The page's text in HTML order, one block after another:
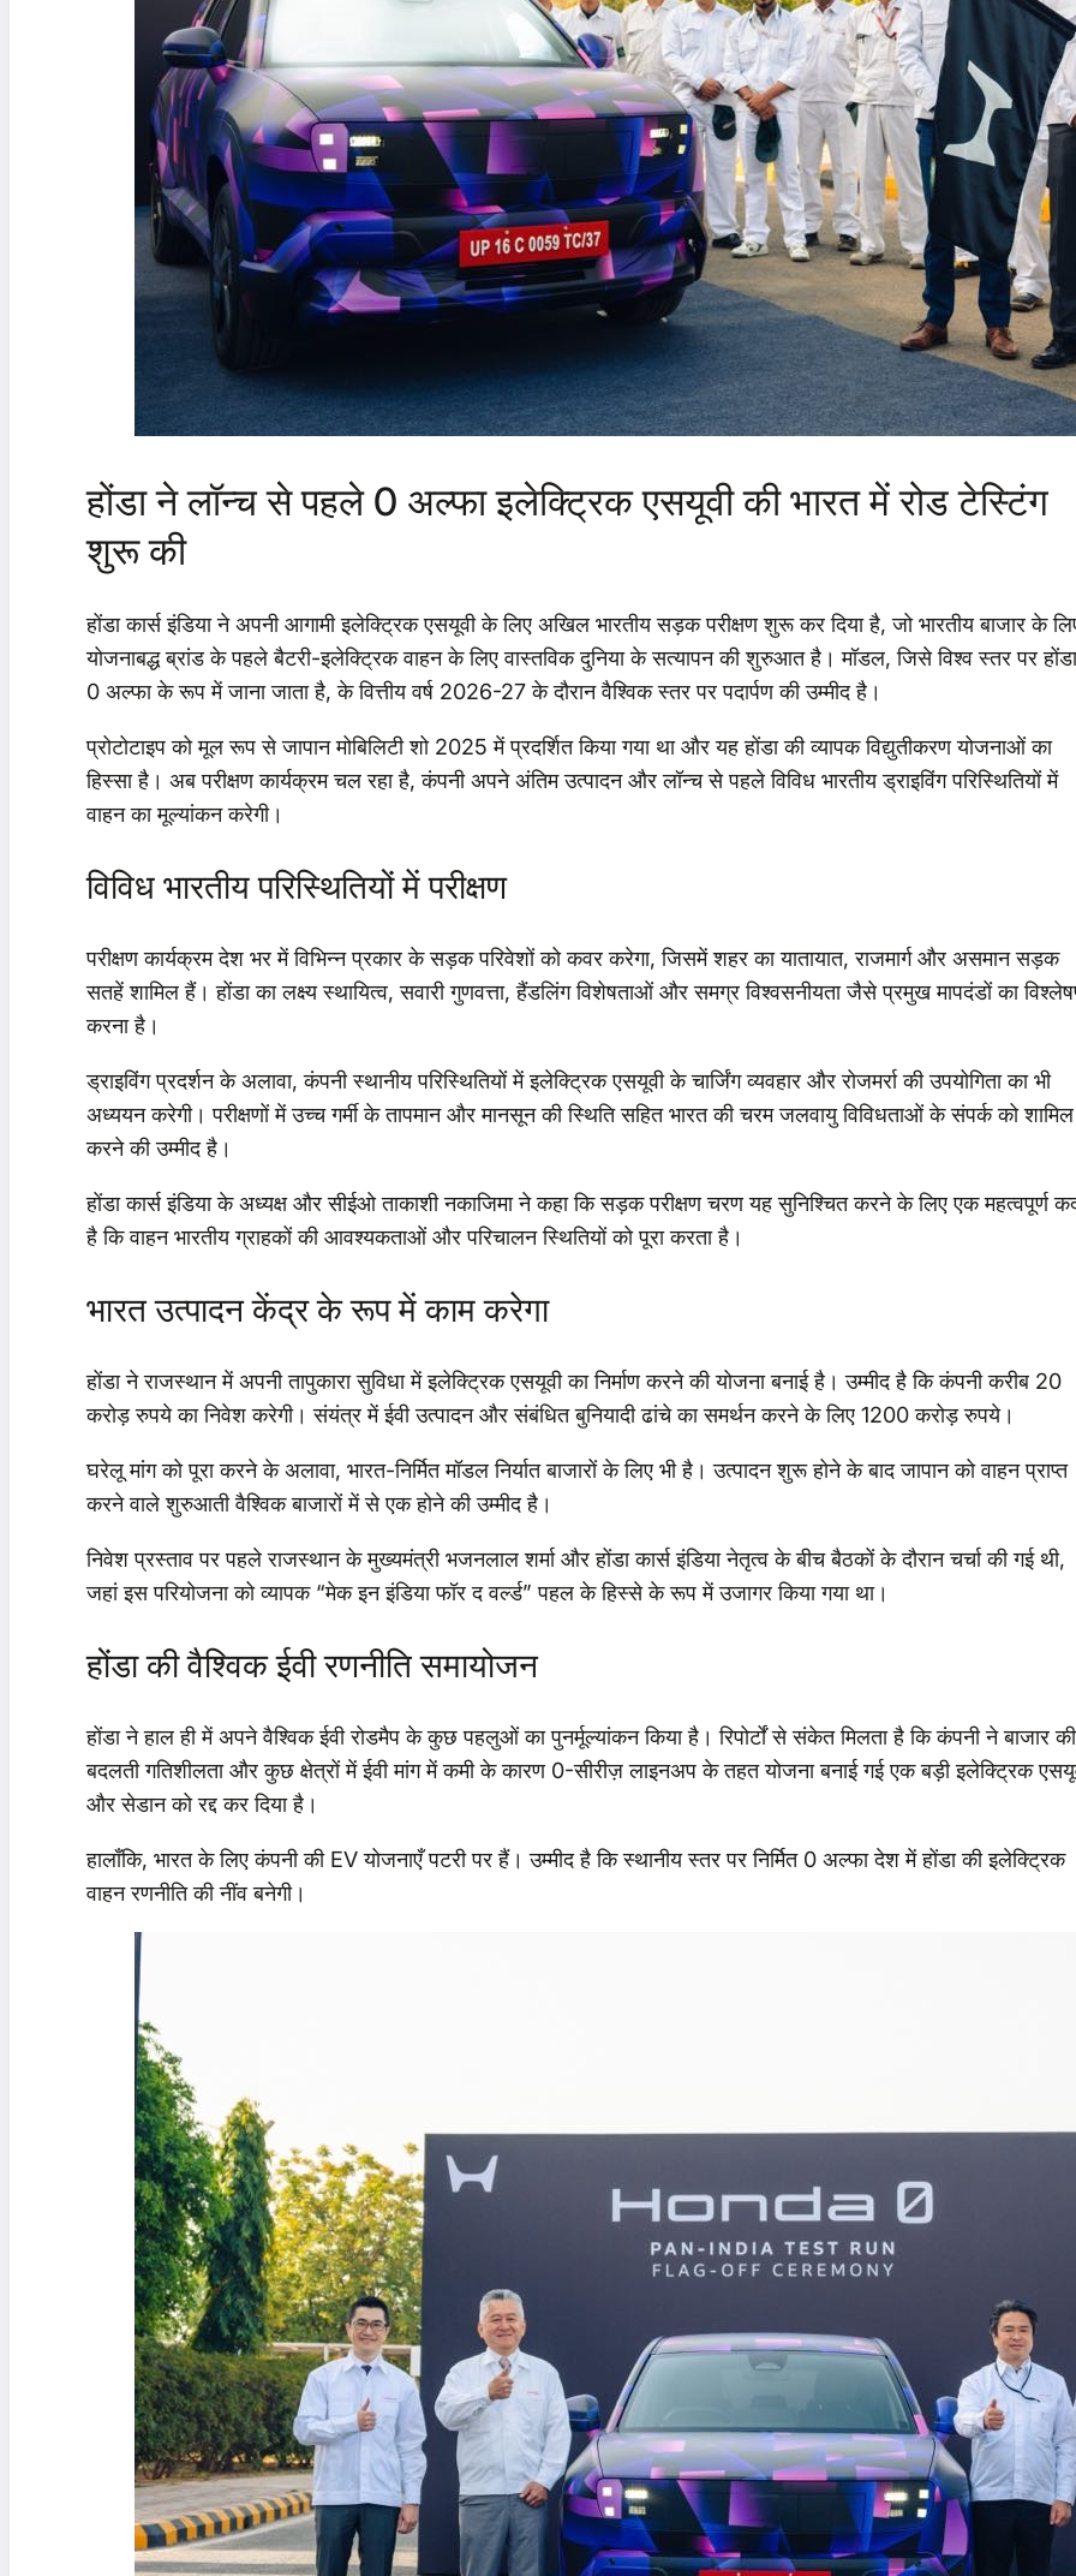
होंडा ने लॉन्च से पहले 0 अल्फा इलेक्ट्रिक एसयूवी की भारत में रोड टेस्टिंग
शुरू की
होंडा कार्स इंडिया ने अपनी आगामी इलेक्ट्रिक एसयूवी के लिए अखिल भारतीय सड़क परीक्षण शुरू कर दिया है, जो भारतीय बाजार के
योजनाबद्ध ब्रांड के पहले बैटरी-इलेक्ट्रिक वाहन के लिए वास्तविक दुनिया के सत्यापन की शुरुआत है। मॉडल, जिसे विश्व स्तर पर होंडा
0 अल्फा के रूप में जाना जाता है, के वित्तीय वर्ष 2026-27 के दौरान वैश्विक स्तर पर पदार्पण की उम्मीद है।
प्रोटोटाइप को मूल रूप से जापान मोबिलिटी शो 2025 में प्रदर्शित किया गया था और यह होंडा की व्यापक विद्युतीकरण योजनाओं का
हिस्सा है। अब परीक्षण कार्यक्रम चल रहा है, कंपनी अपने अंतिम उत्पादन और लॉन्च से पहले विविध भारतीय ड्राइविंग परिस्थितियों में
वाहन का मूल्यांकन करेगी।
विविध भारतीय परिस्थितियों में परीक्षण
परीक्षण कार्यक्रम देश भर में विभिन्न प्रकार के सड़क परिवेशों को कवर करेगा, जिसमें शहर का यातायात, राजमार्ग और असमान सड़क
सतहें शामिल हैं। होंडा का लक्ष्य स्थायित्व, सवारी गुणवत्ता, हैंडलिंग विशेषताओं और समग्र विश्वसनीयता जैसे प्रमुख मापदंडों का
करना है।
ड्राइविंग प्रदर्शन के अलावा, कंपनी स्थानीय परिस्थितियों में इलेक्ट्रिक एसयूवी के चार्जिंग व्यवहार और रोजमर्रा की उपयोगिता का भी
अध्ययन करेगी। परीक्षणों में उच्च गर्मी के तापमान और मानसून की स्थिति सहित भारत की चरम जलवायु विविधताओं के संपर्क को शामिल
करने की उम्मीद है।
होंडा कार्स इंडिया के अध्यक्ष और सीईओ ताकाशी नकाजिमा ने कहा कि सड़क परीक्षण चरण यह सुनिश्चित करने के लिए एक महत्वपूर्ण
है कि वाहन भारतीय ग्राहकों की आवश्यकताओं और परिचालन स्थितियों को पूरा करता है।
भारत उत्पादन केंद्र के रूप में काम करेगा
होंडा ने राजस्थान में अपनी तापुकारा सुविधा में इलेक्ट्रिक एसयूवी का निर्माण करने की योजना बनाई है। उम्मीद है कि कंपनी करीब 20
करोड़ रुपये का निवेश करेगी। संयंत्र में ईवी उत्पादन और संबंधित बुनियादी ढांचे का समर्थन करने के लिए 1200 करोड़ रुपये।
घरेलू मांग को पूरा करने के अलावा, भारत-निर्मित मॉडल निर्यात बाजारों के लिए भी है। उत्पादन शुरू होने के बाद जापान को वाहन प्राप्त
करने वाले शुरुआती वैश्विक बाजारों में से एक होने की उम्मीद है।
निवेश प्रस्ताव पर पहले राजस्थान के मुख्यमंत्री भजनलाल शर्मा और होंडा कार्स इंडिया नेतृत्व के बीच बैठकों के दौरान चर्चा की गई थी,
जहां इस परियोजना को व्यापक “मेक इन इंडिया फॉर द वर्ल्ड” पहल के हिस्से के रूप में उजागर किया गया था।
होंडा की वैश्विक ईवी रणनीति समायोजन
होंडा ने हाल ही में अपने वैश्विक ईवी रोडमैप के कुछ पहलुओं का पुनर्मूल्यांकन किया है। रिपोर्टों से संकेत मिलता है कि कंपनी ने बाजार की
बदलती गतिशीलता और कुछ क्षेत्रों में ईवी मांग में कमी के कारण 0-सीरीज़ लाइनअप के तहत योजना बनाई गई एक बड़ी इलेक्ट्रिक
और सेडान को रद्द कर दिया है।
हालाँकि, भारत के लिए कंपनी की EV योजनाएँ पटरी पर हैं। उम्मीद है कि स्थानीय स्तर पर निर्मित 0 अल्फा देश में होंडा की इलेक्ट्रिक
वाहन रणनीति की नींव बनेगी।